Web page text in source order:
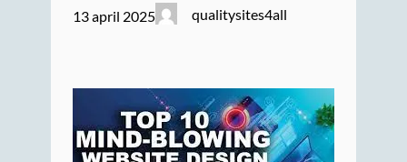
13 april 2025 qualitysites4all